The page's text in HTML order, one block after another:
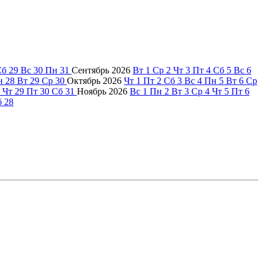
29 Вс 30 Пн 31 Сентябрь 2026 Вт 1 Ср 2 Чт 3 Пт 4 Сб 5 Вс 6
28 Вт 29 Ср 30 Октябрь 2026 Чт 1 Пт 2 Сб 3 Вс 4 Пн 5 Вт 6 Ср
Чт 29 Пт 30 Сб 31 Ноябрь 2026 Вс 1 Пн 2 Вт 3 Ср 4 Чт 5 Пт 6
28